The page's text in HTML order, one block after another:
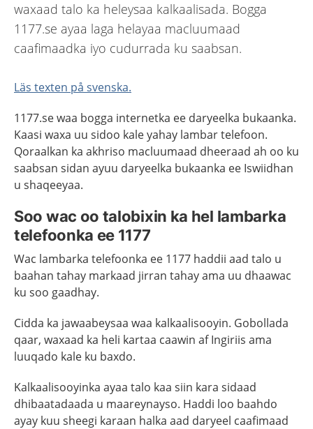
waxaad talo ka heleysaa kalkaalisada. Bogga
1177.se ayaa laga helayaa macluumaad
caafimaadka iyo cudurrada ku saabsan.
Läs texten på svenska.
1177.se waa bogga internetka ee daryeelka bukaanka.
Kaasi waxa uu sidoo kale yahay lambar telefoon.
Qoraalkan ka akhriso macluumaad dheeraad ah oo ku
saabsan sidan ayuu daryeelka bukaanka ee Iswiidhan
u shaqeeyaa.
Soo wac oo talobixin ka hel lambarka
telefoonka ee 1177
Wac lambarka telefoonka ee 1177 haddii aad talo u
baahan tahay markaad jirran tahay ama uu dhaawac
ku soo gaadhay.
Cidda ka jawaabeysaa waa kalkaalisooyin. Gobollada
qaar, waxaad ka heli kartaa caawin af Ingiriis ama
luuqado kale ku baxdo.
Kalkaalisooyinka ayaa talo kaa siin kara sidaad
dhibaatadaada u maareynayso. Haddi loo baahdo
ayay kuu sheegi karaan halka aad daryeel caafimaad